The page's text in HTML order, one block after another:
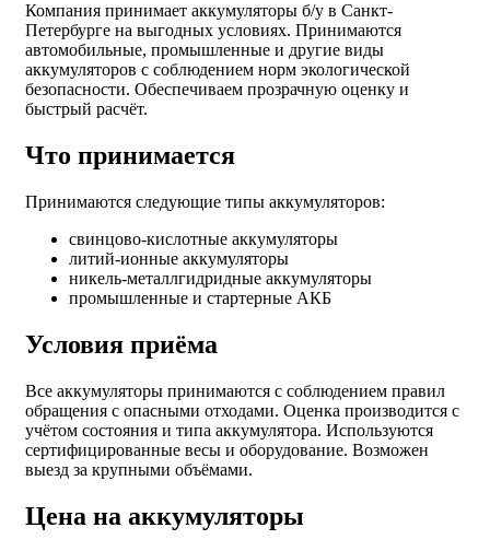
Компания принимает аккумуляторы б/у в Санкт-
Петербурге на выгодных условиях. Принимаются
автомобильные, промышленные и другие виды
аккумуляторов с соблюдением норм экологической
безопасности. Обеспечиваем прозрачную оценку и
быстрый расчёт.
Что принимается
Принимаются следующие типы аккумуляторов:
свинцово-кислотные аккумуляторы
литий-ионные аккумуляторы
никель-металлгидридные аккумуляторы
промышленные и стартерные АКБ
Условия приёма
Все аккумуляторы принимаются с соблюдением правил
обращения с опасными отходами. Оценка производится с
учётом состояния и типа аккумулятора. Используются
сертифицированные весы и оборудование. Возможен
выезд за крупными объёмами.
Цена на аккумуляторы